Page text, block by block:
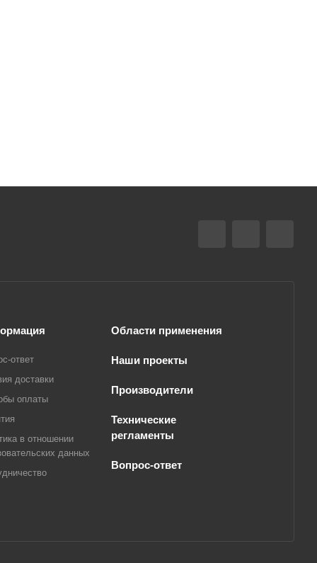
ответ
доставки
оплаты
в отношении
данных
Области применения
Наши проекты
Производители
Технические
регламенты
Вопрос-ответ